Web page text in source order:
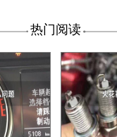
热门阅读